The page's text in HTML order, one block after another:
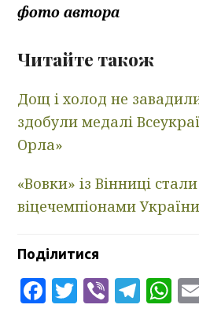
фото автора
Читайте також
Дощ і холод не
здобули медалі
Орла»
«Вовки» із Вінниці
віцечемпіонами
Поділитися
Facebook
Twitter
Viber